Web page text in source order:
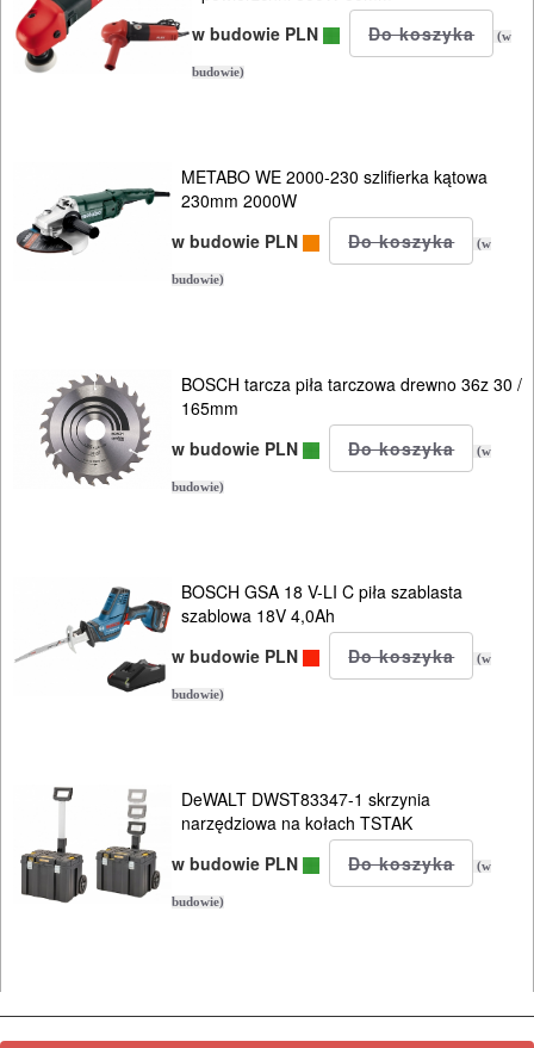
w budowie PLN
(w
budowie)
METABO WE 2000-230 szlifierka kątowa
230mm 2000W
w budowie PLN
(w
budowie)
BOSCH tarcza piła tarczowa drewno 36z 30 /
165mm
w budowie PLN
(w
budowie)
BOSCH GSA 18 V-LI C piła szablasta
szablowa 18V 4,0Ah
w budowie PLN
(w
budowie)
DeWALT DWST83347-1 skrzynia
narzędziowa na kołach TSTAK
w budowie PLN
(w
budowie)